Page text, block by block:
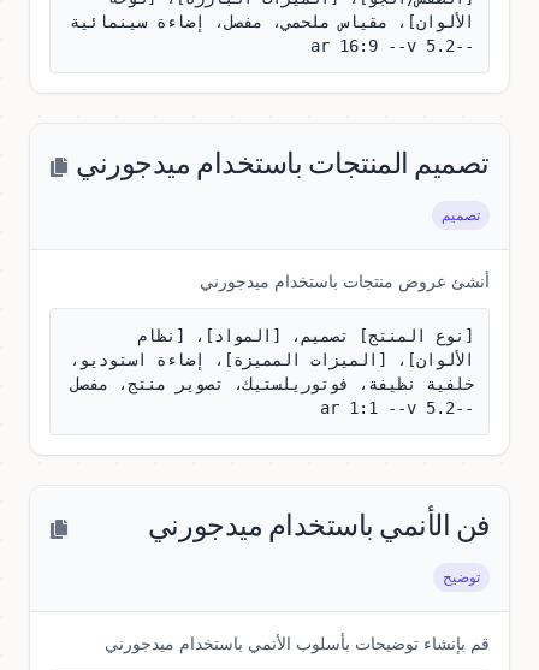
--ar 16:9 --v 5.2
تصميم المنتجات باستخدام ميدجورني
تصميم
أنشئ عروض منتجات باستخدام ميدجورني
--ar 1:1 --v 5.2
فن الأنمي باستخدام ميدجورني
توضيح
قم بإنشاء توضيحات بأسلوب الأنمي باستخدام ميدجورني